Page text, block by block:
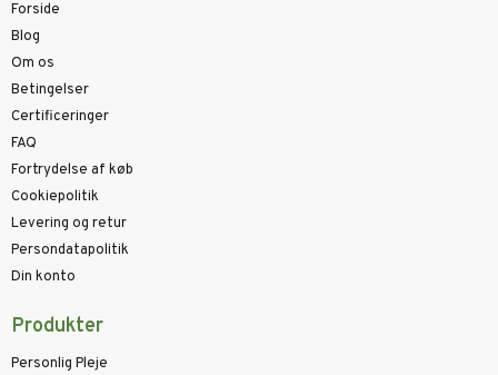
Forside
Blog
Om os
Betingelser
Certificeringer
FAQ
Fortrydelse af køb
Cookiepolitik
Levering og retur
Persondatapolitik
Din konto
Produkter
Personlig Pleje